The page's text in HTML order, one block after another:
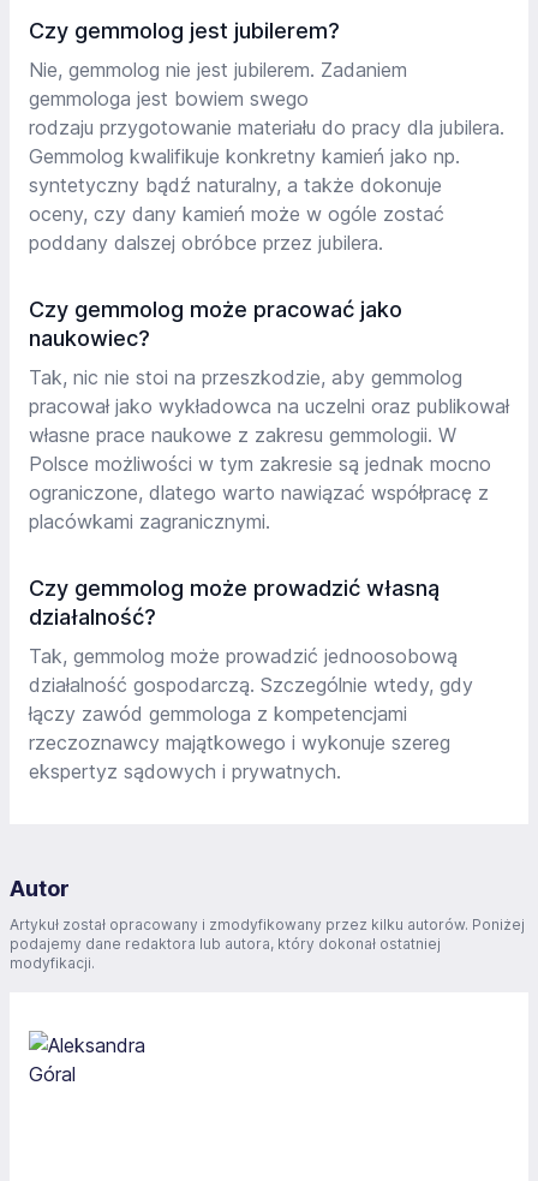
Czy gemmolog jest jubilerem?
Nie, gemmolog nie jest jubilerem. Zadaniem
gemmologa jest bowiem swego
rodzaju przygotowanie materiału do pracy dla jubilera.
Gemmolog kwalifikuje konkretny kamień jako np.
syntetyczny bądź naturalny, a także dokonuje
oceny, czy dany kamień może w ogóle zostać
poddany dalszej obróbce przez jubilera.
Czy gemmolog może pracować jako
naukowiec?
Tak, nic nie stoi na przeszkodzie, aby gemmolog
pracował jako wykładowca na uczelni oraz publikował
własne prace naukowe z zakresu gemmologii. W
Polsce możliwości w tym zakresie są jednak mocno
ograniczone, dlatego warto nawiązać współpracę z
placówkami zagranicznymi.
Czy gemmolog może prowadzić własną
działalność?
Tak, gemmolog może prowadzić jednoosobową
działalność gospodarczą. Szczególnie wtedy, gdy
łączy zawód gemmologa z kompetencjami
rzeczoznawcy majątkowego i wykonuje szereg
ekspertyz sądowych i prywatnych.
Autor
Artykuł został opracowany i zmodyfikowany przez kilku autorów. Poniżej
podajemy dane redaktora lub autora, który dokonał ostatniej
modyfikacji.